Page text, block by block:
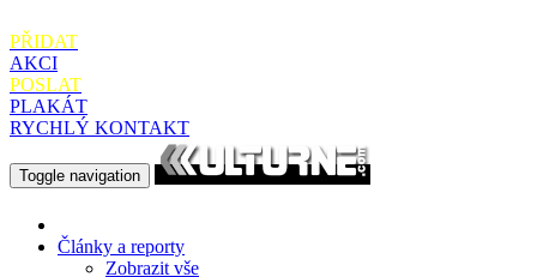
PŘIDAT
AKCI
POSLAT
PLAKÁT
RYCHLÝ KONTAKT
Toggle navigation
Články a reporty
Zobrazit vše